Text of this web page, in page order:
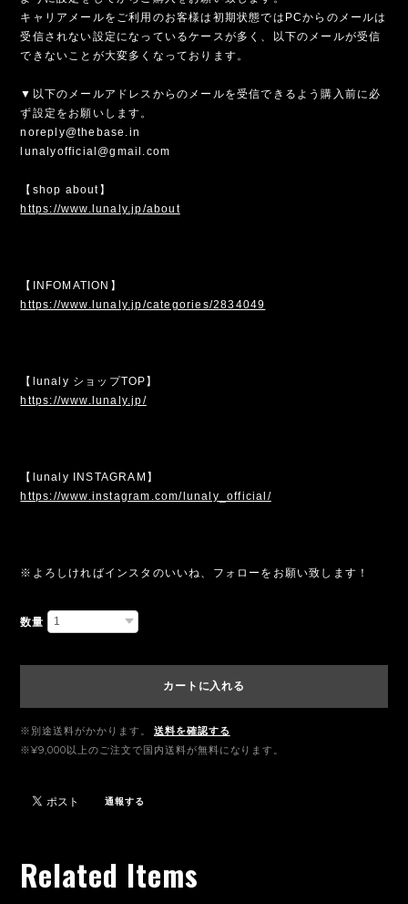
キャリアメールをご利用のお客様は初期状態ではPCからのメールは
受信されない設定になっているケースが多く、以下のメールが受信
できないことが大変多くなっております。
▼以下のメールアドレスからのメールを受信できるよう購入前に必
ず設定をお願いします。
noreply@thebase.in
lunalyofficial@gmail.com
【shop about】
https://www.lunaly.jp/about
【INFOMATION】
https://www.lunaly.jp/categories/2834049
【lunaly ショップTOP】
https://www.lunaly.jp/
【lunaly INSTAGRAM】
https://www.instagram.com/lunaly_official/
※よろしければインスタのいいね、フォローをお願い致します！
数量
カートに入れる
※別途送料がかかります。
送料を確認する
※¥9,000以上のご注文で国内送料が無料になります。
通報する
Related Items